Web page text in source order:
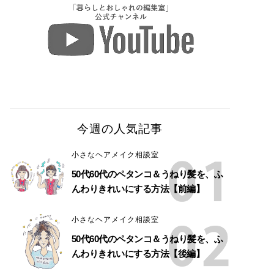
今週の人気記事
小さなヘアメイク相談室
50代60代のペタンコ＆うねり髪を、ふ
んわりきれいにする方法【前編】
小さなヘアメイク相談室
50代60代のペタンコ＆うねり髪を、ふ
んわりきれいにする方法【後編】